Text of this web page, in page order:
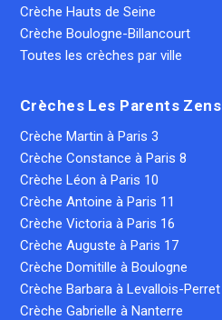
Crèche Hauts de Seine
Crèche Boulogne-Billancourt
Toutes les crèches par ville
Crèches Les Parents Zens
Crèche Martin à Paris 3
Crèche Constance à Paris 8
Crèche Léon à Paris 10
Crèche Antoine à Paris 11
Crèche Victoria à Paris 16
Crèche Auguste à Paris 17
Crèche Domitille à Boulogne
Crèche Barbara à Levallois-Perret
Crèche Gabrielle à Nanterre